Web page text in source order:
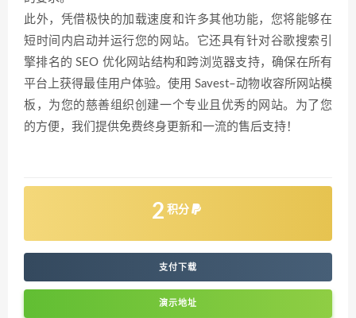
此外，凭借极快的加载速度和许多其他功能，您将能够在
短时间内启动并运行您的网站。它还具有针对谷歌搜索引
擎排名的 SEO 优化网站结构和跨浏览器支持，确保在所有
平台上获得最佳用户体验。使用 Savest–动物收容所网站模
板，为您的慈善组织创建一个专业且优秀的网站。为了您
的方便，我们提供免费终身更新和一流的售后支持！
2 积分
支付下载
演示地址